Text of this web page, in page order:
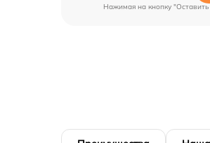
Нажимая на кнопку